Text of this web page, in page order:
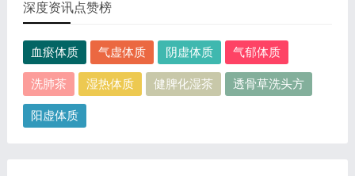
深度资讯点赞榜
血瘀体质 气虚体质 阴虚体质 气郁体质
洗肺茶 湿热体质 健脾化湿茶 透骨草洗头方
阳虚体质